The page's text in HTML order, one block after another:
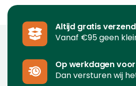
Altijd gratis
Vanaf €95 geen
Op werkdagen
Dan versturen wij